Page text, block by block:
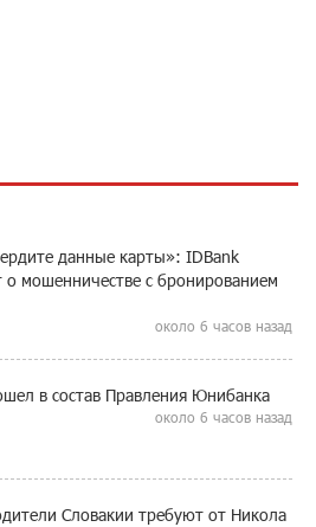
данные карты»: IDBank
о мошенничестве с бронированием
около 6 часов назад
в состав Правления Юнибанка
около 6 часов назад
Словакии требуют от Никола